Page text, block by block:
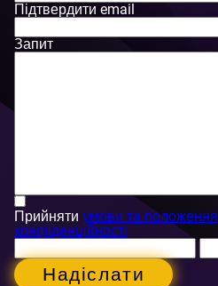
Підтвердити email
Запит
Прийняти умови та положення
конфіденційності
Надіслати